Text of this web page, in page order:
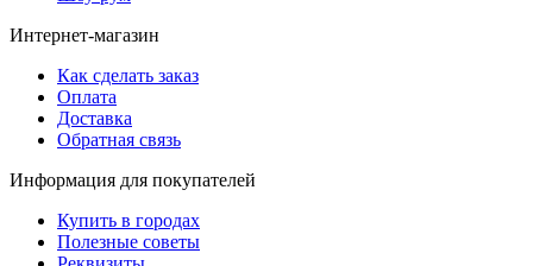
Интернет-магазин
Как сделать заказ
Оплата
Доставка
Обратная связь
Информация для покупателей
Купить в городах
Полезные советы